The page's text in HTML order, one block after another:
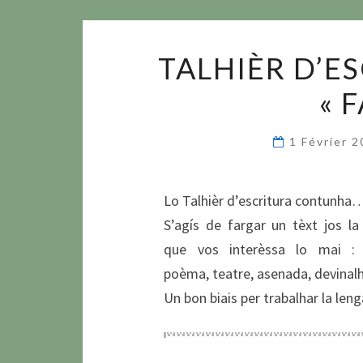
TALHIÈR
«
1 Février
Lo Talhièr d’escritura
S’agís de fargar un tèxt jos
que vos interèssa lo mai :
poèma, teatre, asenada,
Un bon biais per trabalhar la